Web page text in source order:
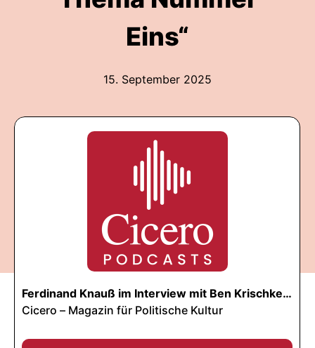
Eins“
15. September 2025